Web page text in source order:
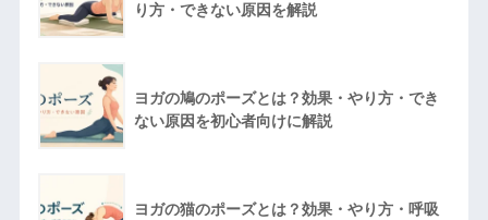
り方・できない原因を解説
ヨガの鳩のポーズとは？効果・やり方・でき
ない原因を初心者向けに解説
ヨガの猫のポーズとは？効果・やり方・呼吸